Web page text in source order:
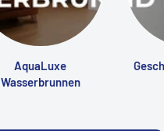
AquaLuxe
Wasserbrunnen